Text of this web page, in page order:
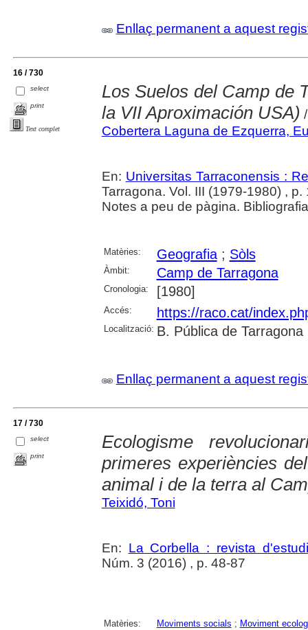
Enllaç permanent a aquest
16 / 730
select
print
Text complet
Los Suelos del Camp de
la VII Aproximación USA)
Cobertera Laguna de Ezquerra,
En: Universitas Tarraconensis :
Tarragona. Vol. III (1979-1980) , p.
Notes a peu de pàgina.
Matèries: Geografia; Sòls
Àmbit: Camp de Tarragona
Cronologia: [1980]
Accés: https://raco.cat/
Localització: B. Pública de Tarragona
Enllaç permanent a aquest
17 / 730
select
print
Ecologisme
primeres experiències
animal i de la terra al
Teixidó, Toni
En: La Corbella : revista
Núm. 3 (2016) , p. 48-87
Matèries: Moviments socials ; Moviment